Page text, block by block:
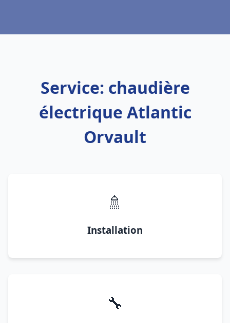
Service: chaudière
électrique Atlantic
Orvault
🚿
Installation
🔧